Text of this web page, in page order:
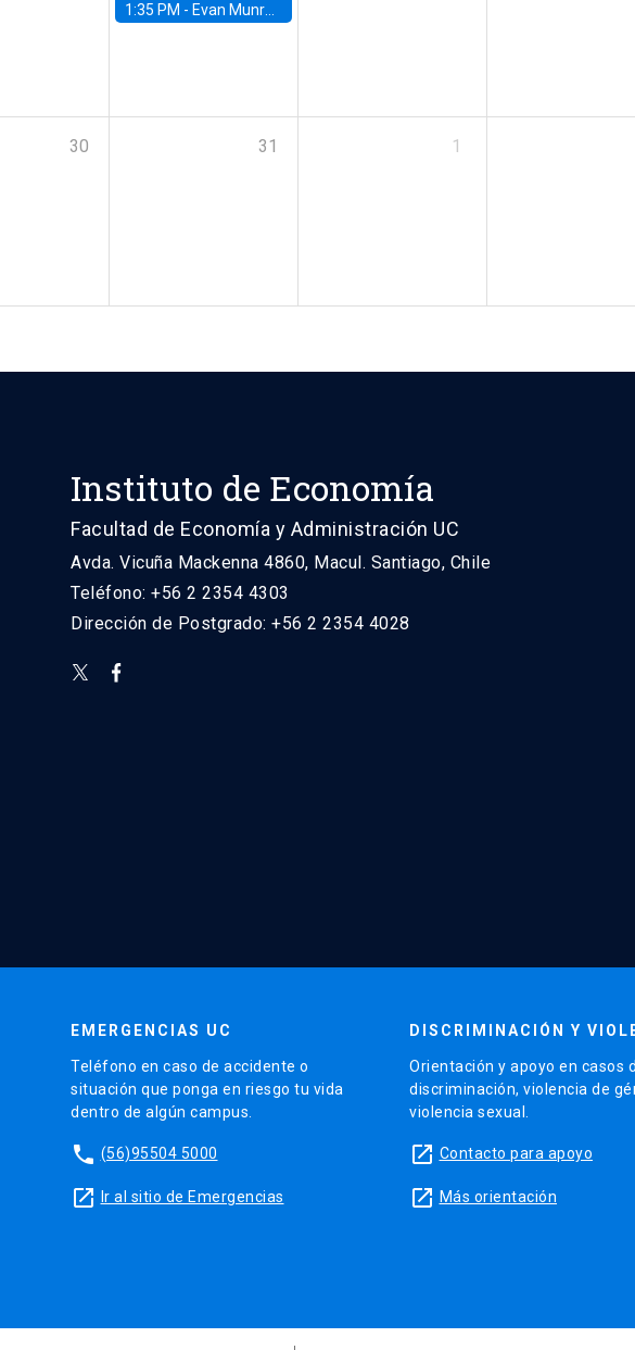
1:35 PM - Evan Munro, Neyman Visiting Assistant Professor in the Department of Statistics at UC Berkeley
30 31 1
Instituto de Economía
Facultad de Economía y Administración UC
Avda. Vicuña Mackenna 4860, Macul. Santiago, Chile
Teléfono: +56 2 2354 4303
Dirección de Postgrado: +56 2 2354 4028
EMERGENCIAS UC
Teléfono en caso de accidente o
situación que ponga en riesgo tu vida
dentro de algún campus.
phone (56)95504 5000
launch Ir al sitio de Emergencias
DISCRIMINACIÓN Y
Orientación y apoyo en casos
discriminación, violencia de
violencia sexual.
launch Contacto para apoyo
launch Más orientación